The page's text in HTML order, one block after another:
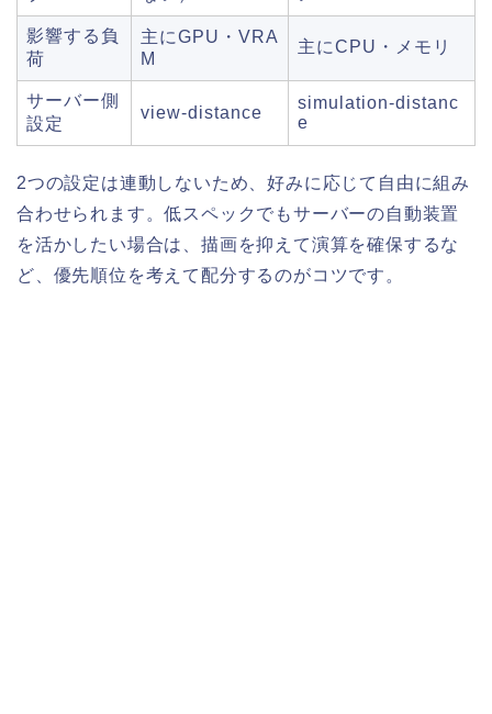
影響する負
荷
主にGPU・VRA
M
主にCPU・メモリ
サーバー側
設定
view-distance
simulation-distanc
e
2つの設定は連動しないため、好みに応じて自由に組み
合わせられます。低スペックでもサーバーの自動装置
を活かしたい場合は、描画を抑えて演算を確保するな
ど、優先順位を考えて配分するのがコツです。